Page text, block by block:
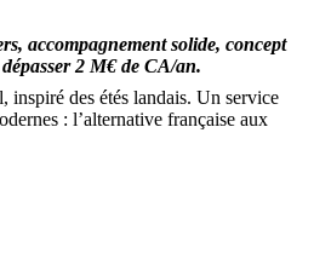
accompagnement solide, concept
2 M€ de CA/an.
inspiré des étés landais. Un service
: l’alternative française aux